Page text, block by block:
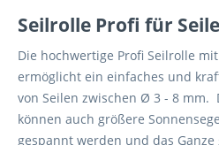
Seilrolle Profi für
Die hochwertige Profi Seilrolle
ermöglicht ein einfaches und
von Seilen zwischen Ø 3 - 8 mm.
können auch größere
gespannt werden und das